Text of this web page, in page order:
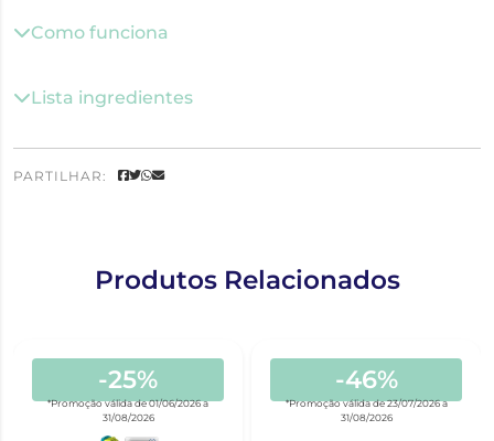
Como funciona
Lista ingredientes
PARTILHAR:
Produtos Relacionados
-25%
*Promoção válida de 01/06/2026 a
31/08/2026
-46%
*Promoção válida de 23/07/2026 a
31/08/2026